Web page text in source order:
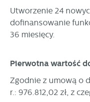
Utworzenie 24
dofinansowanie
36 miesięcy.
Pierwotna wartość
Zgodnie z umową o
r.: 976.812,02 zł, z